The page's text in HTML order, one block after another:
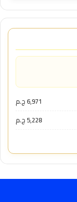
6,971 ج.م
5,228 ج.م